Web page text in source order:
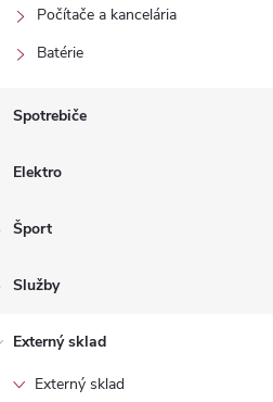
Počítače a kancelária
Batérie
Spotrebiče
Elektro
Šport
Služby
Externý sklad
Externý sklad